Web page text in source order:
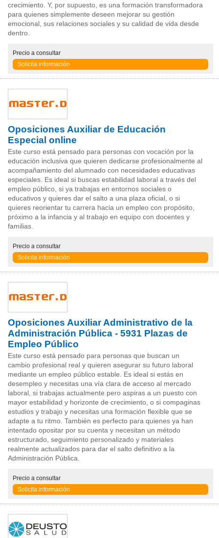
crecimiento. Y, por supuesto, es una formación transformadora
para quienes simplemente deseen mejorar su gestión
emocional, sus relaciones sociales y su calidad de vida desde
dentro.
Precio a consultar
Solicita información
Oposiciones Auxiliar de Educación
Especial online
Este curso está pensado para personas con vocación por la
educación inclusiva que quieren dedicarse profesionalmente al
acompañamiento del alumnado con necesidades educativas
especiales. Es ideal si buscas estabilidad laboral a través del
empleo público, si ya trabajas en entornos sociales o
educativos y quieres dar el salto a una plaza oficial, o si
quieres reorientar tu carrera hacia un empleo con propósito,
próximo a la infancia y al trabajo en equipo con docentes y
familias.
Precio a consultar
Solicita información
Oposiciones Auxiliar Administrativo de la
Administración Pública - 5931 Plazas de
Empleo Público
Este curso está pensado para personas que buscan un
cambio profesional real y quieren asegurar su futuro laboral
mediante un empleo público estable. Es ideal si estás en
desempleo y necesitas una vía clara de acceso al mercado
laboral, si trabajas actualmente pero aspiras a un puesto con
mayor estabilidad y horizonte de crecimiento, o si compaginas
estudios y trabajo y necesitas una formación flexible que se
adapte a tu ritmo. También es perfecto para quienes ya han
intentado opositar por su cuenta y necesitan un método
estructurado, seguimiento personalizado y materiales
realmente actualizados para dar el salto definitivo a la
Administración Pública.
Precio a consultar
Solicita información